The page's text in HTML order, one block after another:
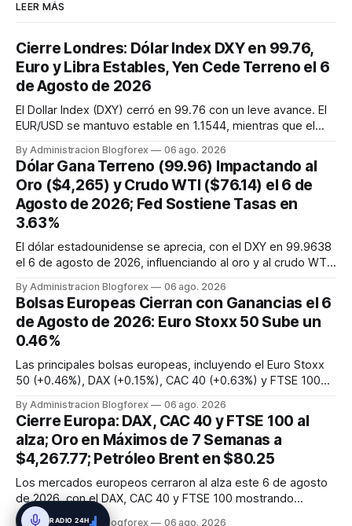
LEER MÁS
Cierre Londres: Dólar Index DXY en 99.76,
Euro y Libra Estables, Yen Cede Terreno el 6
de Agosto de 2026
El Dollar Index (DXY) cerró en 99.76 con un leve avance. El
EUR/USD se mantuvo estable en 1.1544, mientras que el
a 157.88, cediendo parte de sus ganancias tras las
intervenciones. Los mercados siguen atentos al acuerdo
sobre Ormuz y dato...
By Administracion Blogforex 06 ago. 2026
Dólar Gana Terreno (99.96) Impactando al
Oro ($4,265) y Crudo WTI ($76.14) el 6 de
Agosto de 2026; Fed Sostiene Tasas en
3.63%
El dólar estadounidense se aprecia, con el DXY en 99.9638
el 6 de agosto de 2026, influenciando al oro y al crudo WTI.
expectativas de política de la Fed, mientras que el crudo
WTI se sitúa en $76.14, afectado por la geopolítica. La Fed
mant...
By Administracion Blogforex 06 ago. 2026
Bolsas Europeas Cierran con Ganancias el 6
de Agosto de 2026: Euro Stoxx 50 Sube un
0.46%
Las principales bolsas europeas, incluyendo el Euro Stoxx
50 (+0.46%), DAX (+0.15%), CAC 40 (+0.63%) y FTSE 100
ganancias, impulsadas por los resultados corporativos y las
perspectivas económicas.
By Administracion Blogforex 06 ago. 2026
Cierre Europa: DAX, CAC 40 y FTSE 100 al
alza; Oro en Máximos de 7 Semanas a
$4,267.77; Petróleo Brent en $80.25
Los mercados europeos cerraron al alza este 6 de agosto
de 2026, con el DAX, CAC 40 y FTSE 100 mostrando
ganancias o aperturas firmes. El optimismo por un posible
By Administracion Blogforex 06 ago. 2026
RADIO 24H